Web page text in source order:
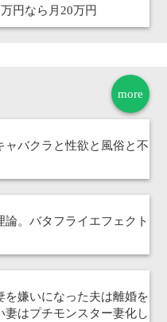
円なら月20万円
more
ャバクラと性欲と風俗と不
論。バタフライエフェクト
を嫌いになった夫は離婚を
妻はプチモンスター妻化し